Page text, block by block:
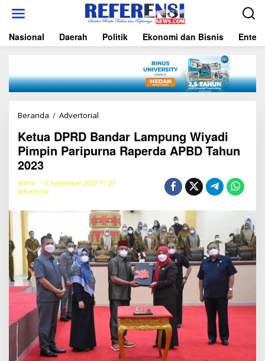
t
Nasional Daerah Politik Ekonomi dan Bisnis
Beranda / Advertorial
t
u
a
P
B
a
n
d
a
r
p
W
Ketua DPRD Bandar Lampung Wiyadi
Pimpin Paripurna Raperda APBD Tahun
2023
Admin
12 September 2022 17:37
Advertorial